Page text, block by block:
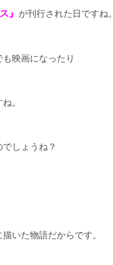
』 が刊行された日ですね。
映画になったり
。
しょうね？
いた物語だからです。